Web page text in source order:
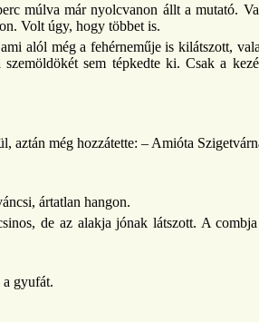
múlva már nyolcvanon állt a mutató.
Volt úgy, hogy többet is.
alól még a fehérneműje is kilátszott,
sem tépkedte ki. Csak a
még hozzátette: – Amióta
ártatlan hangon.
de az alakja jónak látszott. A
a gyufát.